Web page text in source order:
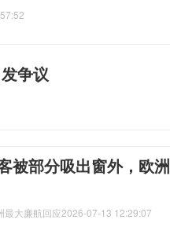
争议
被部分吸出窗外，欧洲
最大廉航回应2026-07-13 12:29:07